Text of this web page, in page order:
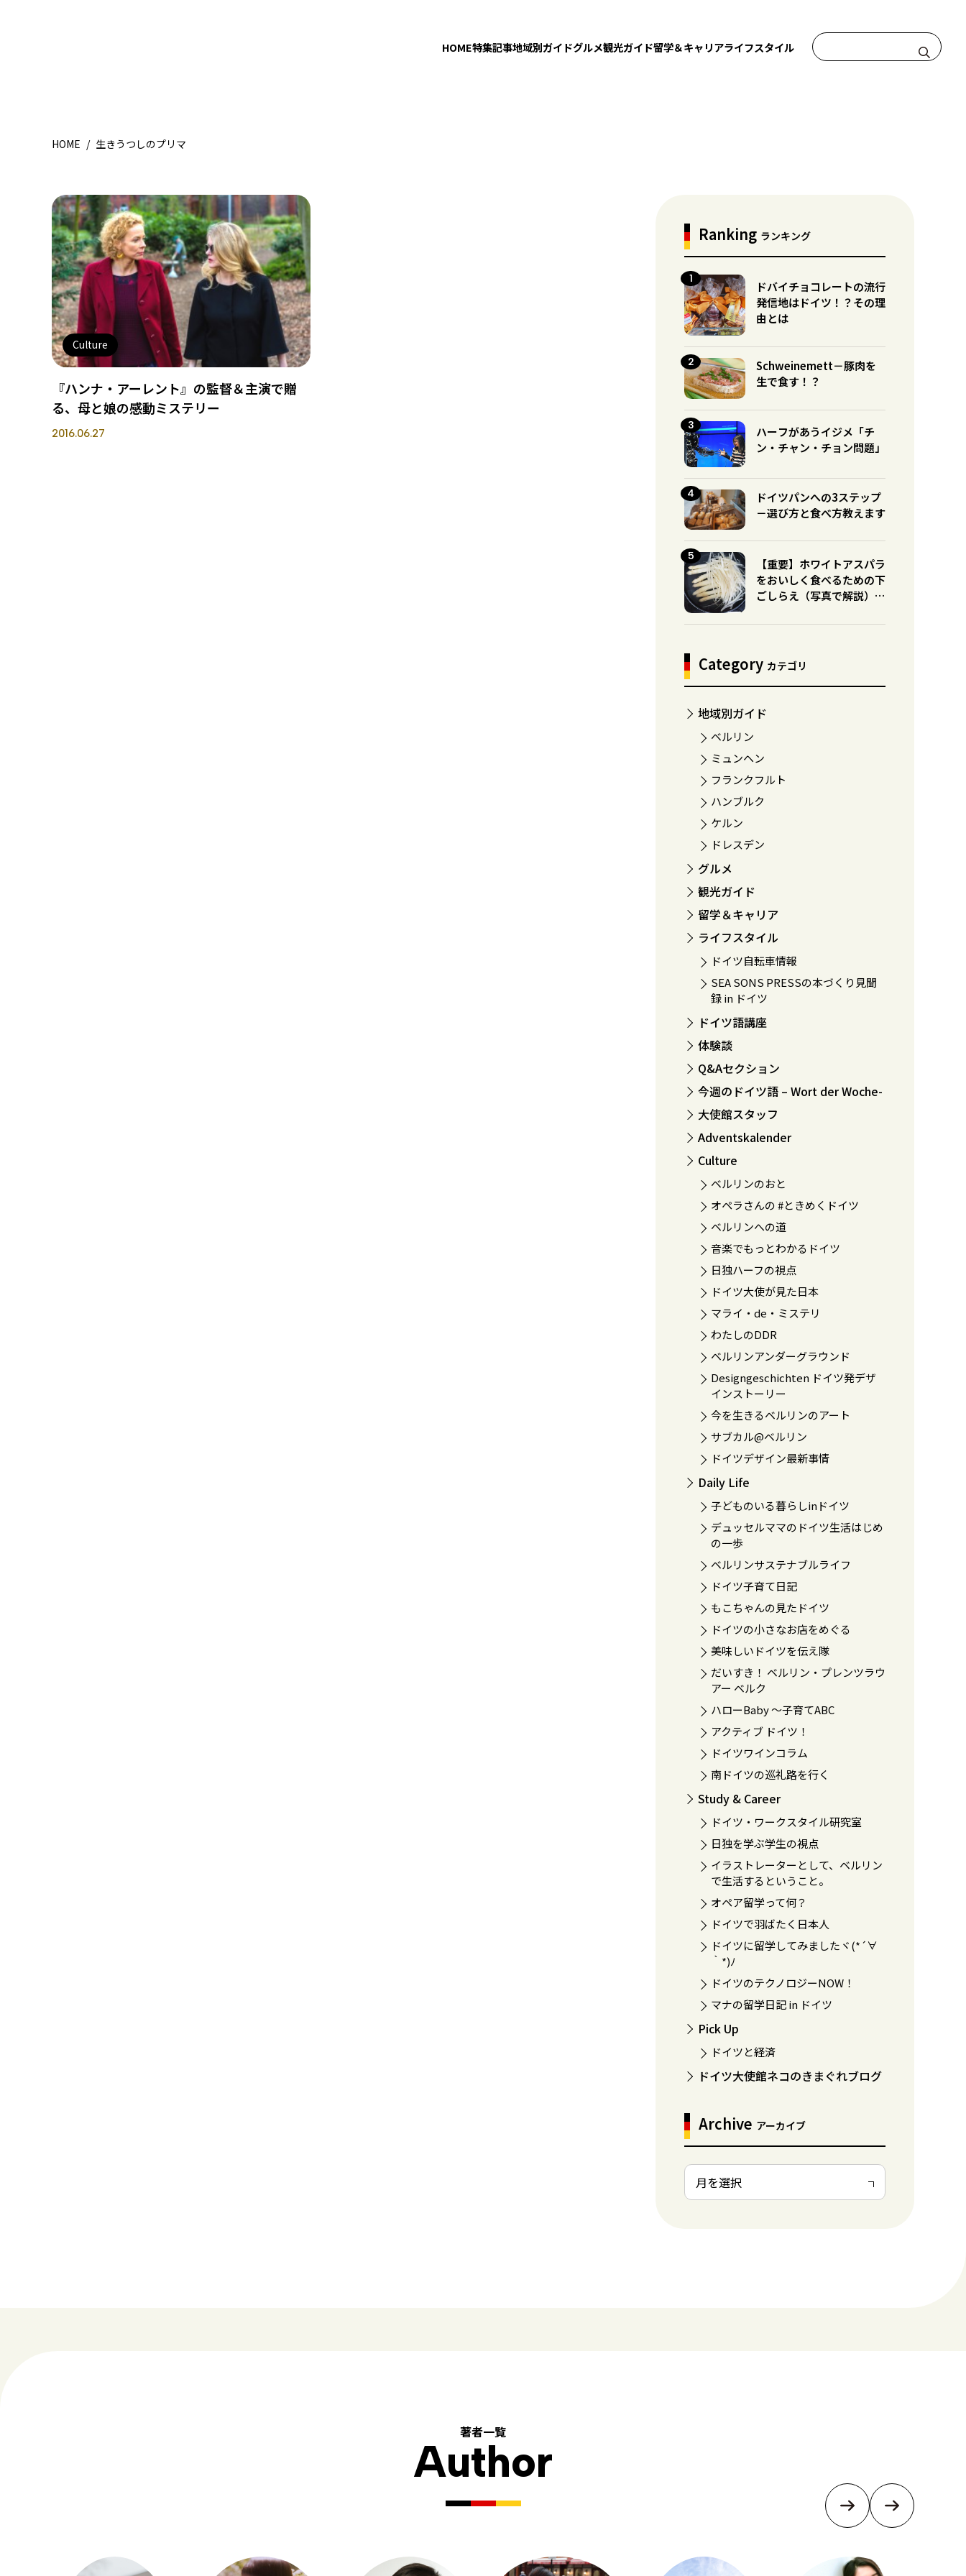
HOME特集記事地域別ガイドグルメ観光ガイド留学＆キャリアライフスタイル
HOME / 生きうつしのプリマ
Culture
『ハンナ・アーレント』の監督＆主演で贈
る、母と娘の感動ミステリー
2016.06.27
Ranking ランキング
ドバイチョコレートの流行
発信地はドイツ！？その理
由とは
Schweinemett－豚肉を
生で食す！？
ハーフがあうイジメ「チ
ン・チャン・チョン問題」
ドイツパンへの3ステップ
－選び方と食べ方教えます
【重要】ホワイトアスパラ
をおいしく食べるための下
ごしらえ（写真で解説）※
Category カテゴリ
地域別ガイド
ベルリン
ミュンヘン
フランクフルト
ハンブルク
ケルン
ドレスデン
グルメ
観光ガイド
留学＆キャリア
ライフスタイル
ドイツ自転車情報
SEA SONS PRESSの本づくり見聞
録 in ドイツ
ドイツ語講座
体験談
Q&Aセクション
今週のドイツ語 – Wort der Woche-
大使館スタッフ
Adventskalender
Culture
ベルリンのおと
オペラさんの #ときめくドイツ
ベルリンへの道
音楽でもっとわかるドイツ
日独ハーフの視点
ドイツ大使が見た日本
マライ・de・ミステリ
わたしのDDR
ベルリンアンダーグラウンド
Designgeschichten ドイツ発デザ
インストーリー
今を生きるベルリンのアート
サブカル@ベルリン
ドイツデザイン最新事情
Daily Life
子どものいる暮らしinドイツ
デュッセルママのドイツ生活はじめ
の一歩
ベルリンサステナブルライフ
ドイツ子育て日記
もこちゃんの見たドイツ
ドイツの小さなお店をめぐる
美味しいドイツを伝え隊
だいすき！ ベルリン・プレンツラウ
アー ベルク
ハローBaby 〜子育てABC
アクティブ ドイツ！
ドイツワインコラム
南ドイツの巡礼路を行く
Study & Career
ドイツ・ワークスタイル研究室
日独を学ぶ学生の視点
イラストレーターとして、ベルリン
で生活するということ。
オペア留学って何？
ドイツで羽ばたく日本人
ドイツに留学してみましたヾ(*´∀
｀*)ﾉ
ドイツのテクノロジーNOW！
マナの留学日記 in ドイツ
Pick Up
ドイツと経済
ドイツ大使館ネコのきまぐれブログ
Archive アーカイブ
著者一覧
Author